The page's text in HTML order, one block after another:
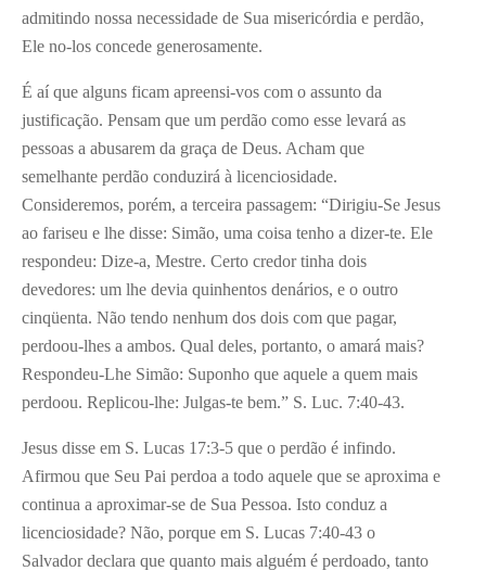
admitindo nossa necessidade de Sua misericórdia e perdão,
Ele no-los concede generosamente.
É aí que alguns ficam apreensi-vos com o assunto da
justificação. Pensam que um perdão como esse levará as
pessoas a abusarem da graça de Deus. Acham que
semelhante perdão conduzirá à licenciosidade.
Consideremos, porém, a terceira passagem: “Dirigiu-Se Jesus
ao fariseu e lhe disse: Simão, uma coisa tenho a dizer-te. Ele
respondeu: Dize-a, Mestre. Certo credor tinha dois
devedores: um lhe devia quinhentos denários, e o outro
cinqüenta. Não tendo nenhum dos dois com que pagar,
perdoou-lhes a ambos. Qual deles, portanto, o amará mais?
Respondeu-Lhe Simão: Suponho que aquele a quem mais
perdoou. Replicou-lhe: Julgas-te bem.” S. Luc. 7:40-43.
Jesus disse em S. Lucas 17:3-5 que o perdão é infindo.
Afirmou que Seu Pai perdoa a todo aquele que se aproxima e
continua a aproximar-se de Sua Pessoa. Isto conduz a
licenciosidade? Não, porque em S. Lucas 7:40-43 o
Salvador declara que quanto mais alguém é perdoado, tanto